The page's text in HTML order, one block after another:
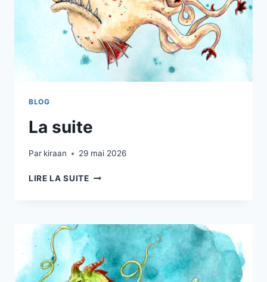
BLOG
La suite
Par kiraan 29 mai 2026
LIRE LA SUITELA